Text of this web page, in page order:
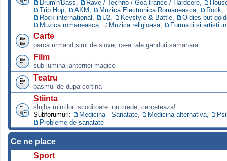
Drum'n'Bass
Rave / Techno / Goa trance / Hardcore
Trip Hop
AKM Muzica Electronica Romaneasca Rock
Rock international
U2 Keystyle & Battle
Oldies but
Muzica romaneasca
Muzica religioasa Formatii si artisti
Carte
parca urmand sirul de slove, ce-a tale ganduri samanara...
Film
sub lumina lanternei magice
Teatru
basmul de dupa cortina
Stiinta
slujba mintilor iscoditoare: nu crede, cerceteaza!
Subforumuri:
Medicina - Sanatate Medicina alternativa
Probleme de sanatate
Ce ne place
Sport